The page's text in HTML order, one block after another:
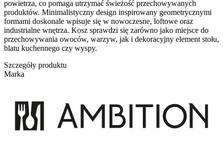
powietrza, co pomaga utrzymać świeżość przechowywanych
produktów. Minimalistyczny design inspirowany geometrycznymi
formami doskonale wpisuje się w nowoczesne, loftowe oraz
industrialne wnętrza. Kosz sprawdzi się zarówno jako miejsce do
przechowywania owoców, warzyw, jak i dekoracyjny element stołu,
blatu kuchennego czy wyspy.
Szczegóły produktu
Marka